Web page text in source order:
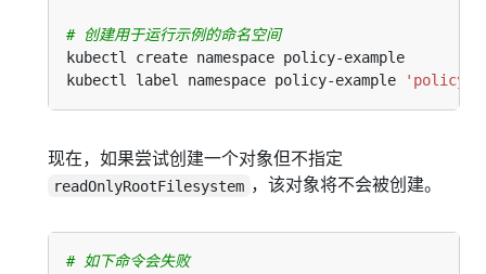
# 创建用于运行示例的命名空间
kubectl label namespace policy-example
现在，如果尝试创建一个对象但不指定
readOnlyRootFilesystem ，该对象将不会被创建。
# 如下命令会失败